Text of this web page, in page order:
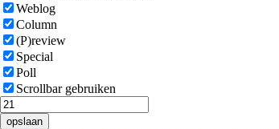
Weblog
Column
(P)review
Special
Poll
Scrollbar gebruiken
opslaan